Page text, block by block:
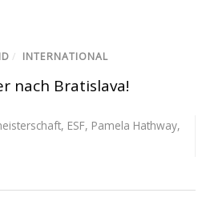
/ INTERNATIONAL
nach Bratislava!
, ESF, Pamela Hathway,